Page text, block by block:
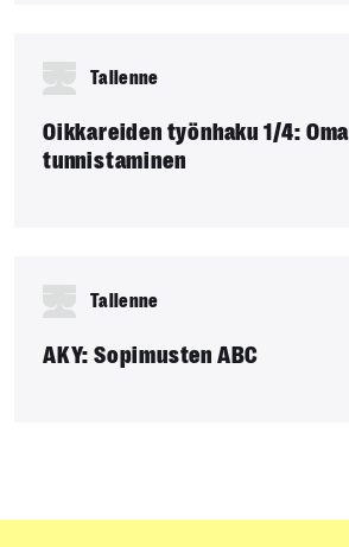
Tallenne
Oikkareiden työnhaku 1/4:
tunnistaminen
Tallenne
AKY: Sopimusten ABC